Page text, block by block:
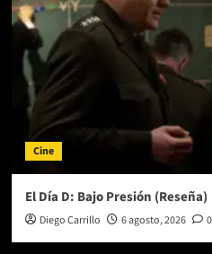
Cine
El Día D: Bajo Presión (Reseña)
Diego Carrillo 6 agosto, 2026 0